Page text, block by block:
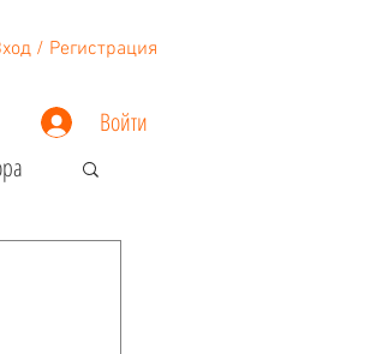
/ Регистрация
Войти